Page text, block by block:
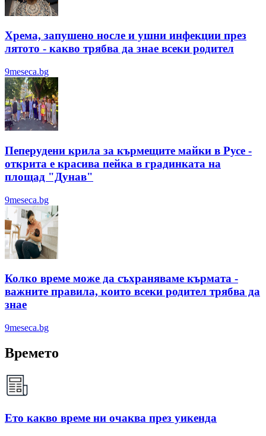
Хрема, запушено носле и ушни инфекции през
лятотo - какво трябва да знае всеки родител
9meseca.bg
Пеперудени крила за кърмещите майки в Русе -
открита е красива пейка в градинката на
площад "Дунав"
9meseca.bg
Колко време може да съхраняваме кърмата -
важните правила, които всеки родител трябва да
знае
9meseca.bg
Времето
Ето какво време ни очаква през уикенда